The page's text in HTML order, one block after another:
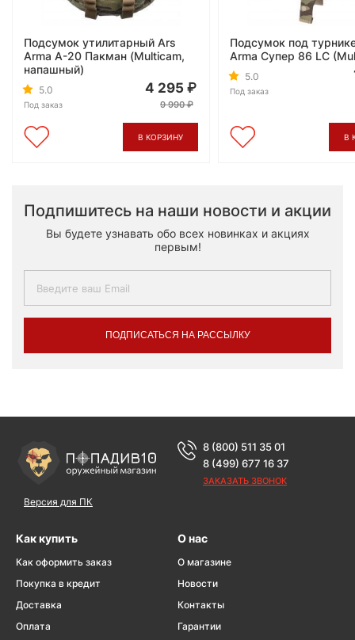
Подсумок утилитарный Ars
Arma А-20 Пакман (Multicam,
напашный)
5.0
Под заказ
4 295
9 990
В КОРЗИНУ
Подсумок под
Arma Супер 86 LC
5.0
Под заказ
В
Подпишитесь на наши новости и акции
Вы будете узнавать обо всех новинках и акциях
первым!
ПОДПИСАТЬСЯ НА РАССЫЛКУ
Версия для ПК
8 (800) 511 35 01
8 (499) 677 16 37
ЗАКАЗАТЬ ЗВОНОК
Как купить
Как оформить заказ
Покупка в кредит
Доставка
Оплата
О нас
О магазине
Новости
Контакты
Гарантии